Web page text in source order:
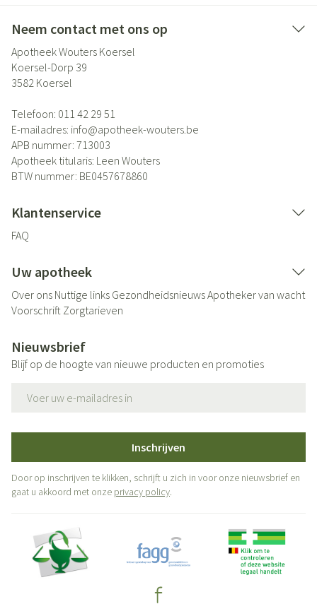
Neem contact met ons op
Apotheek Wouters Koersel
Koersel-Dorp 39
3582 Koersel
Telefoon: 011 42 29 51
E-mailadres: info@apotheek-wouters.be
APB nummer: 713003
Apotheek titularis: Leen Wouters
BTW nummer: BE0457678860
Klantenservice
FAQ
Uw apotheek
Over ons Nuttige links GezondheidsnieuwsApotheker van wacht
Voorschrift Zorgtarieven
Nieuwsbrief
Blijf op de hoogte van nieuwe producten en promoties
Inschrijven
Door op inschrijven te klikken, schrijft u zich in voor onze nieuwsbrief en
gaat u akkoord met onze privacy policy.